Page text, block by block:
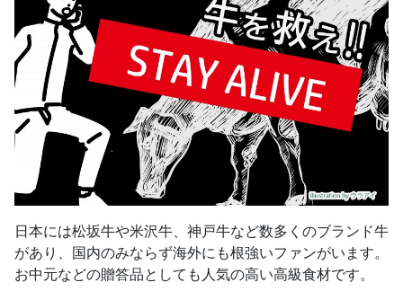
日本には松坂牛や米沢牛、神戸牛など数多くのブランド牛
があり、国内のみならず海外にも根強いファンがいます。
お中元などの贈答品としても人気の高い高級食材です。